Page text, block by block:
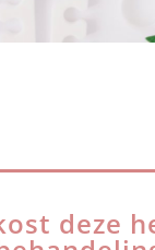
deze